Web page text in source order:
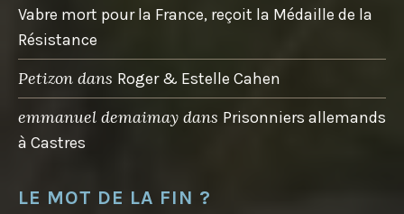
Vabre mort pour la France, reçoit la Médaille de la
Résistance
Petizon dans Roger & Estelle Cahen
emmanuel demaimay dans Prisonniers allemands
à Castres
LE MOT DE LA FIN ?